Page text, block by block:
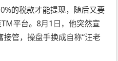
的税款才能提现，随后又要
平台。8月1日，他突然宣
管，操盘手换成自称“汪老